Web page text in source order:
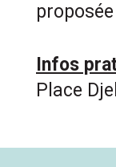
Infos
Place